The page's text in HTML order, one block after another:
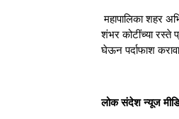
महापालिका शहर
शंभर कोटींच्या रस्ते
घेऊन पर्दाफाश
लोक संदेश न्यूज